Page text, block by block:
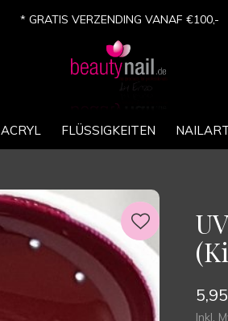
ACRYL FLÜSSIGKEITEN
* GRATIS VERZENDING VANAF €100,-
5,95
Inkl.